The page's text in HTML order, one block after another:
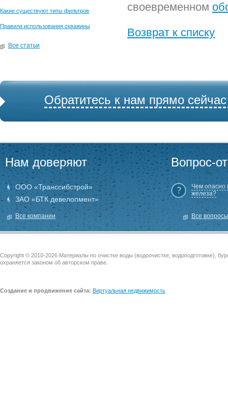
Какие существуют типы фильтров
Правила использования скважины
Все статьи
своевременном
Возврат к списку
Обратитесь к нам прямо
Нам доверяют
ООО «Транссибстрой»
ЗАО «БТК девелопмент»
Все компании
Вопрос-
Чем опасно
железа?
Все вопросы
Copyright © 2010-2026 Материалы по очистке воды (водоочистке, водоподготовке),
охраняется законом об авторском праве.
Создание и продвижение сайта: Виртуальная недвижимость